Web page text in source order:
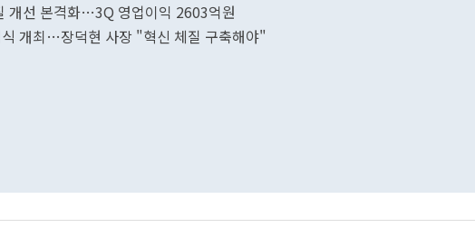
개선 본격화…3Q 영업이익 2603억원
개최…장덕현 사장 "혁신 체질 구축해야"